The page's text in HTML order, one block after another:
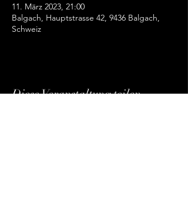
11. März 2023, 21:00
Balgach, Hauptstrasse 42, 9436 Balgach,
Schweiz
Diese Veranstaltung teilen